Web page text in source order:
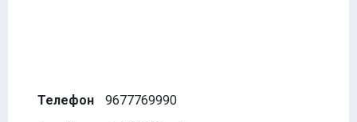
Телефон
9677769990